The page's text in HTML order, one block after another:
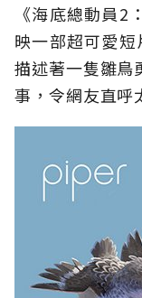
《海底總動員2
映一部超可愛
描述著一隻雛鳥
事，令網友直呼